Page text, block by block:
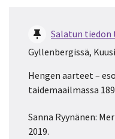
Salatun tiedon
Gyllenbergissä,
Hengen aarteet –
taidemaailmassa
Sanna Ryynänen:
2019.